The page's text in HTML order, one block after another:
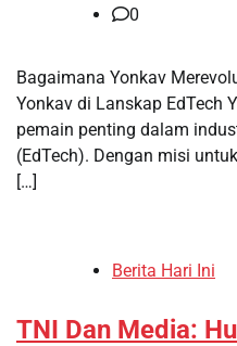
0
Bagaimana Yonkav
Yonkav di Lanskap EdTech
pemain penting dalam
(EdTech). Dengan misi
[…]
Berita Hari Ini
TNI Dan Media: